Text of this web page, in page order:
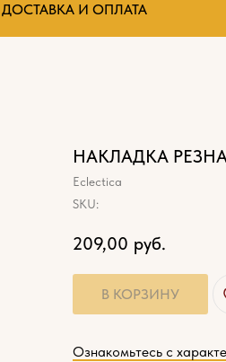
ДОСТАВКА И ОПЛАТА
НАКЛАДКА
Eclectica
SKU:
209,00 руб.
В КОРЗИНУ
Ознакомьтесь с